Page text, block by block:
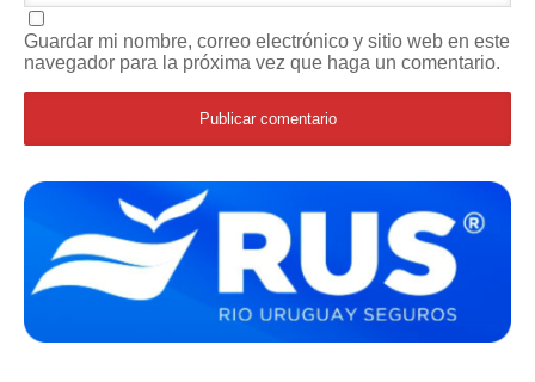
Guardar mi nombre, correo electrónico y sitio web en este
navegador para la próxima vez que haga un comentario.